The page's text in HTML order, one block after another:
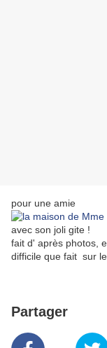
pour une amie
avec son joli gite !
fait d' après photos,
difficile que fait sur
Partager